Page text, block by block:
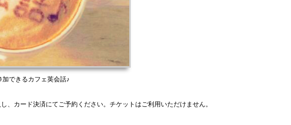
できるカフェ英会話♪
、カード決済にてご予約ください。チケットはご利用いただけません。